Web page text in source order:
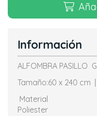
Información
ALFOMBRA PASILLO
Tamaño:60 x 240 cm
Material
Poliester